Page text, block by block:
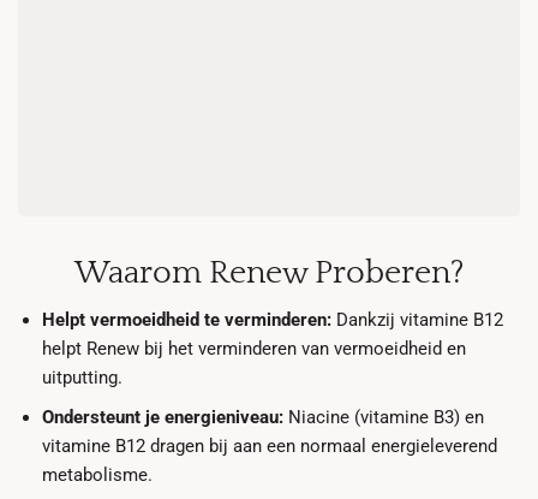
Waarom Renew Proberen?
Helpt vermoeidheid te verminderen:Dankzij vitamine B12
helpt Renew bij het verminderen van vermoeidheid en
uitputting.
Ondersteunt je energieniveau:Niacine (vitamine B3) en
vitamine B12 dragen bij aan een normaal energieleverend
metabolisme.